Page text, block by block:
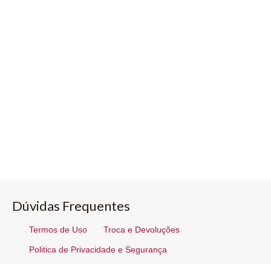
Dúvidas Frequentes
Termos de Uso Troca e Devoluções
Politica de Privacidade e Segurança